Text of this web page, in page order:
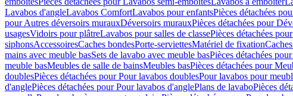
Lavabos d'angleLavabos ComfortLavabos pour enfantsPièces détachées
pour Autres déversoirs murauxDéversoirs murauxPièces détachées pour
usagesVidoirs pour plâtreLavabos pour salles de classePièces détachées
siphonsAccessoiresCaches bondesPorte-serviettesMatériel de fixation
mains avec meuble basSets de lavabo avec meuble basPièces détachées
meuble basMeubles de salle de bainsMeubles basPièces détachées pour
doublesPièces détachées pour Pour lavabos doublesPour lavabos pour
d'anglePièces détachées pour Pour lavabos d'anglePlans de lavaboPièces